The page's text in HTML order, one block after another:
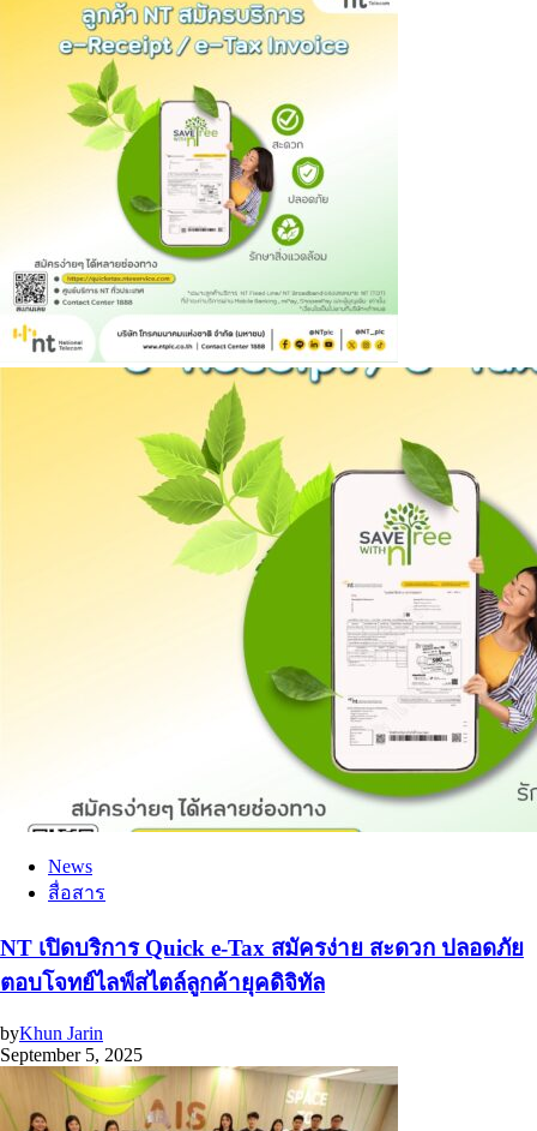
News
สื่อสาร
NT เปิดบริการ Quick e-Tax สมัครง่าย สะดวก ปลอดภัย
ตอบโจทย์ไลฟ์สไตล์ลูกค้ายุคดิจิทัล
byKhun Jarin
September 5, 2025